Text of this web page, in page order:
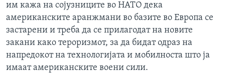
им кажа на сојузниците во НАТО дека
американските аранжмани во базите во Европа се
застарени и треба да се прилагодат на новите
закани како тероризмот, за да бидат одраз на
напредокот на технологијата и мобилноста што ја
имаат американските воени сили.